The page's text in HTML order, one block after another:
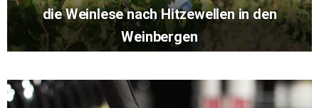
die Weinlese nach Hitzewellen in den
Weinbergen